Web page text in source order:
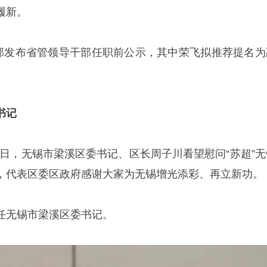
。
布省管领导干部任职前公示，其中荣飞拟推荐提名
记
，无锡市梁溪区委书记、区长周子川看望慰问“苏超”
表区委区政府感谢大家为无锡增光添彩、再立新功。
锡市梁溪区委书记。